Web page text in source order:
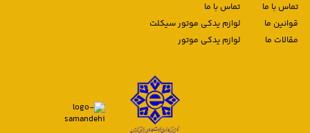
تماس با ما
قوانین ما
مقالات ما
تماس با ما
لوازم یدکی موتور سیکلت
لوازم یدکی موتور